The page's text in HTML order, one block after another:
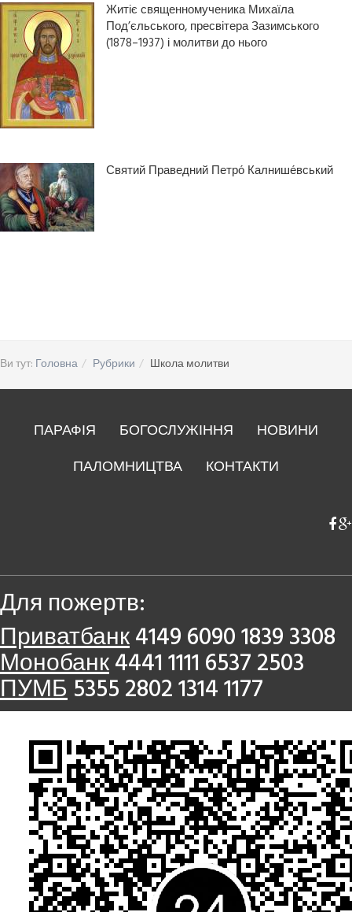
Житіє священномученика Михаїла
Под’єльського, пресвітера Зазимського
(1878–1937) і молитви до нього
Святий Праведний Петро́ Калнише́вський
Ви тут: Головна Рубрики Школа молитви
ПАРАФІЯ БОГОСЛУЖІННЯ
НОВИНИ
ПАЛОМНИЦТВА
КОНТАКТИ
Для пожертв:
Приватбанк4149 6090 1839 3308
Монобанк4441 1111 6537 2503
ПУМБ5355 2802 1314 1177